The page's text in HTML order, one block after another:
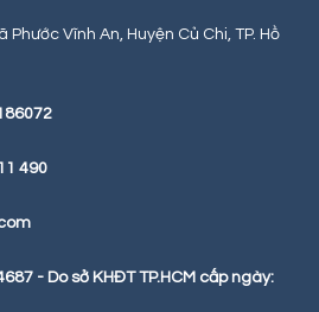
Phước Vĩnh An, Huyện Củ Chi, TP. Hồ
490
- Do sở KHĐT TP.HCM cấp ngày: